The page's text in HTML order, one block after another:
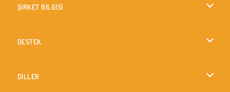
ŞİRKET BİLGİSİ
DESTEK
DİLLER